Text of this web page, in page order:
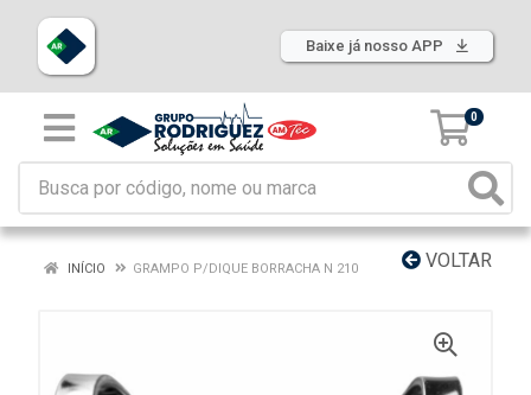
Baixe já nosso APP
0
VOLTAR
INÍCIO GRAMPO P/DIQUE BORRACHA N 210